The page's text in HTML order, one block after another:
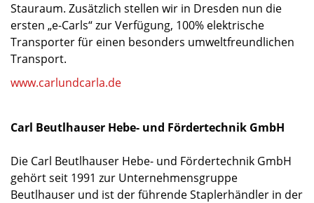
Stauraum. Zusätzlich stellen wir in Dresden nun die
ersten „e-Carls“ zur Verfügung, 100% elektrische
Transporter für einen besonders umweltfreundlichen
Transport.
www.carlundcarla.de
Carl Beutlhauser Hebe- und Fördertechnik GmbH
Die Carl Beutlhauser Hebe- und Fördertechnik GmbH
gehört seit 1991 zur Unternehmensgruppe
Beutlhauser und ist der führende Staplerhändler in der